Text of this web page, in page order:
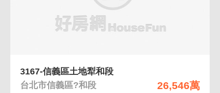
26,546萬
3167-信義區土地犁和段
台北市信義區?和段